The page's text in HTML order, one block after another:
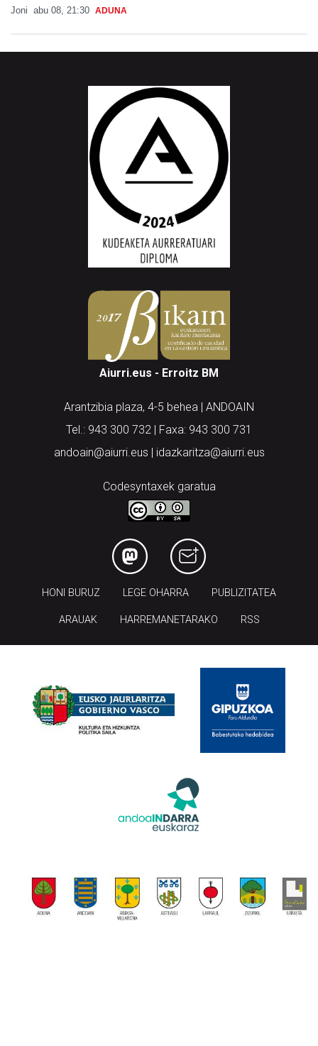
Joni abu 08, 21:30 ADUNA
Aiurri.eus - Erroitz BM
Arantzibia plaza, 4-5 behea | ANDOAIN
Tel.: 943 300 732 | Faxa: 943 300 731
andoain@aiurri.eus | idazkaritza@aiurri.eus
Codesyntaxek garatua
HONI BURUZ LEGE OHARRA PUBLIZITATEA
ARAUAK HARREMANETARAKO RSS